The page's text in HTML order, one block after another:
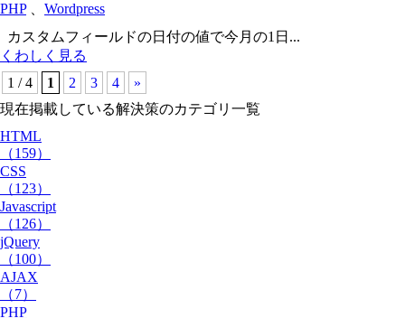
PHP、 Wordpress
カスタムフィールドの日付の値で今月の1日...
くわしく見る
1 / 4
1 2 3 4
»
現在掲載している解決策のカテゴリ一覧
HTML
（159）
CSS
（123）
Javascript
（126）
jQuery
（100）
AJAX
（7）
PHP